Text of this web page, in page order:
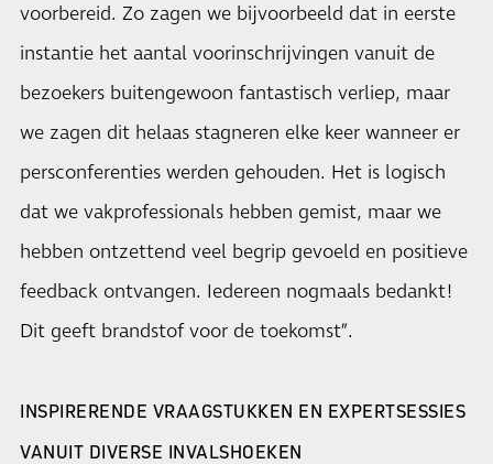
voorbereid. Zo zagen we bijvoorbeeld dat in eerste
instantie het aantal voorinschrijvingen vanuit de
bezoekers buitengewoon fantastisch verliep, maar
we zagen dit helaas stagneren elke keer wanneer er
persconferenties werden gehouden. Het is logisch
dat we vakprofessionals hebben gemist, maar we
hebben ontzettend veel begrip gevoeld en positieve
feedback ontvangen. Iedereen nogmaals bedankt!
Dit geeft brandstof voor de toekomst”.
INSPIRERENDE VRAAGSTUKKEN EN EXPERTSESSIES
VANUIT DIVERSE INVALSHOEKEN